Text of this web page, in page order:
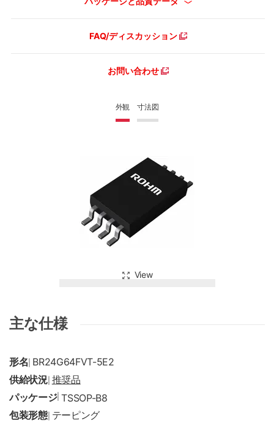
外観 寸法図
View
FAQ/ディスカッション
お問い合わせ
主な仕様
形名 BR24G64FVT-5E2
供給状況| 推奨品
パッケージ|TSSOP-B8
包装形態| テーピング